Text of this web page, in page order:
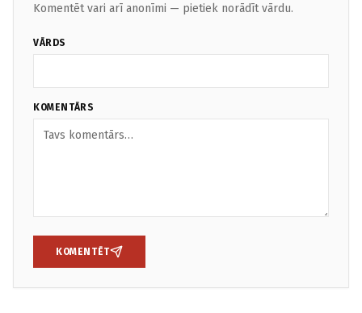
Komentēt vari arī anonīmi — pietiek norādīt vārdu.
VĀRDS
KOMENTĀRS
KOMENTĒT